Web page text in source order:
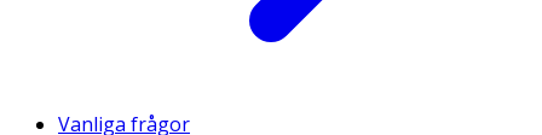
Vanliga frågor